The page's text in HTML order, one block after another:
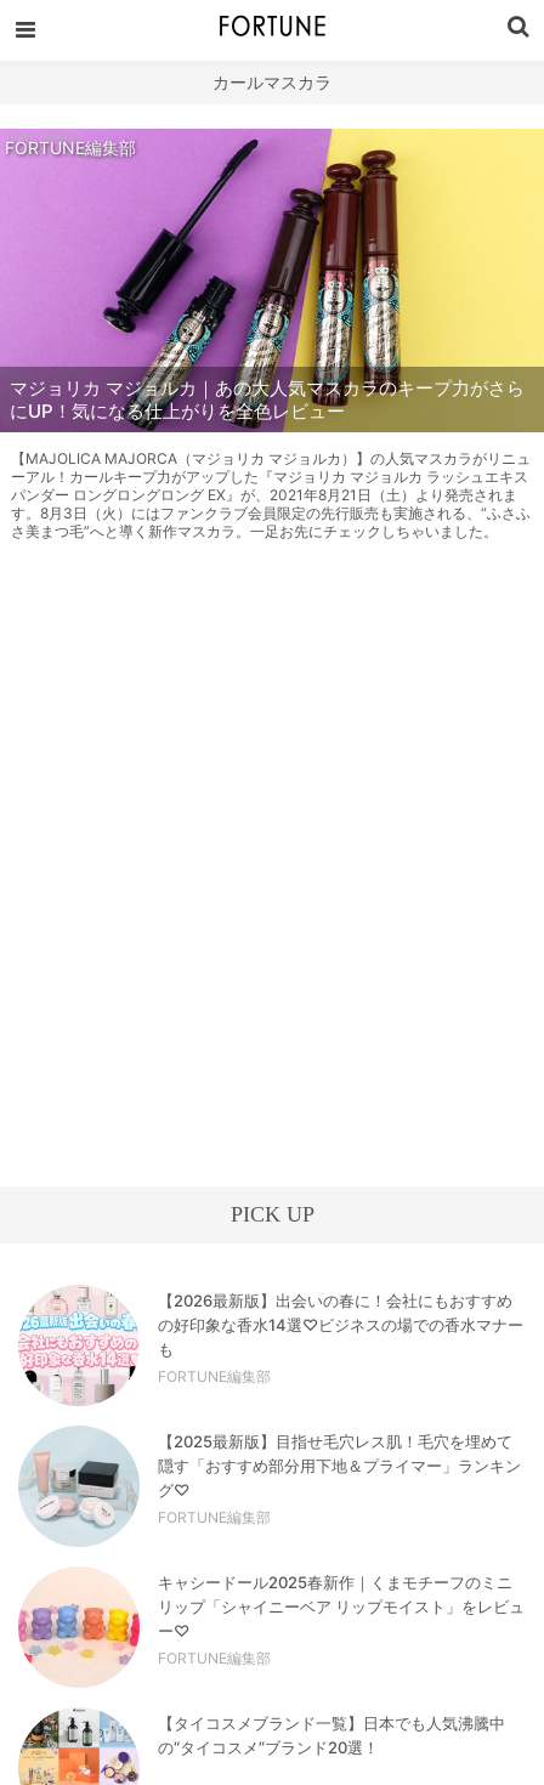
カールマスカラ
FORTUNE編集部
マジョリカ マジョルカ｜あの大人気マスカラのキープ力がさら
にUP！気になる仕上がりを全色レビュー
【MAJOLICA MAJORCA（マジョリカ マジョルカ）】の人気マスカラがリニュ
ーアル！カールキープ力がアップした『マジョリカ マジョルカ ラッシュエキス
パンダー ロングロングロング EX』が、2021年8月21日（土）より発売されま
す。8月3日（火）にはファンクラブ会員限定の先行販売も実施される、“ふさふ
さ美まつ毛”へと導く新作マスカラ。一足お先にチェックしちゃいました。
PICK UP
【2026最新版】出会いの春に！会社にもおすすめ
の好印象な香水14選♡ビジネスの場での香水マナー
も
FORTUNE編集部
【2025最新版】目指せ毛穴レス肌！毛穴を埋めて
隠す「おすすめ部分用下地＆プライマー」ランキン
グ♡
FORTUNE編集部
キャシードール2025春新作｜くまモチーフのミニ
リップ「シャイニーベア リップモイスト」をレビュ
ー♡
FORTUNE編集部
【タイコスメブランド一覧】日本でも人気沸騰中
の“タイコスメ”ブランド20選！